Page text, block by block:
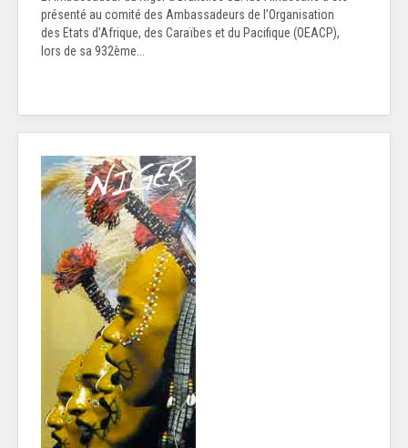
présenté au comité des Ambassadeurs de l’Organisation
des Etats d’Afrique, des Caraïbes et du Pacifique (OEACP),
lors de sa 932ème...